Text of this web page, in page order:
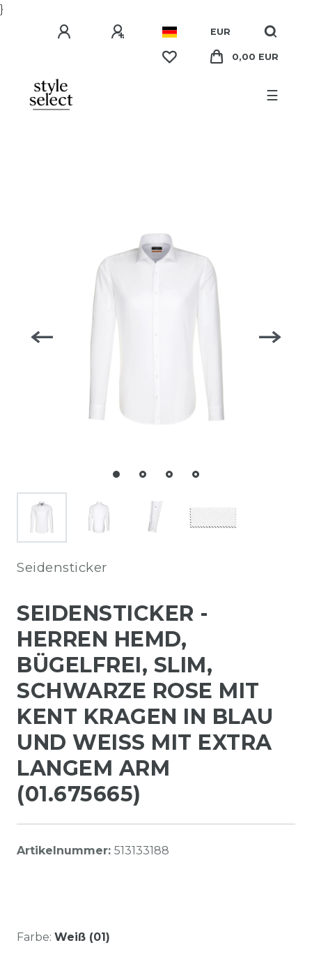
}
EUR
0,00 EUR
☰
Seidensticker
SEIDENSTICKER -
HERREN HEMD,
BÜGELFREI, SLIM,
SCHWARZE ROSE MIT
KENT KRAGEN IN BLAU
UND WEISS MIT EXTRA L
ANGEM ARM (
01.675665)
Artikelnummer: 513133188
Farbe: Weiß (01)